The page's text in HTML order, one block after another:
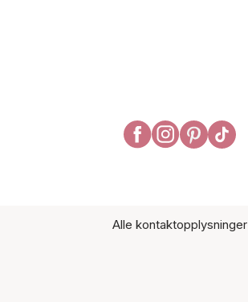
Alle kontaktopplysninger